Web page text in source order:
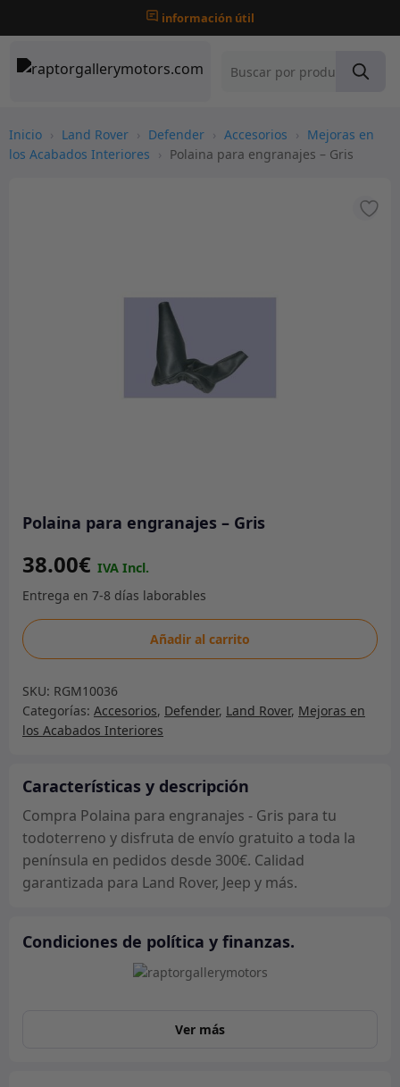
información útil
Inicio › Land Rover › Defender › Accesorios › Mejoras en
los Acabados Interiores › Polaina para engranajes – Gris
Polaina para engranajes – Gris
38.00€
Polaina
para
-
Gris
cantidad
Añadir al carrito
SKU: RGM10036
Categorías: Accesorios, Defender, Land Rover, Mejoras en
los Acabados Interiores
Características y descripción
Compra Polaina para engranajes - Gris para tu
todoterreno y disfruta de envío gratuito a toda la
península en pedidos desde 300€. Calidad
garantizada para Land Rover, Jeep y más.
Condiciones de política y finanzas.
Ver más